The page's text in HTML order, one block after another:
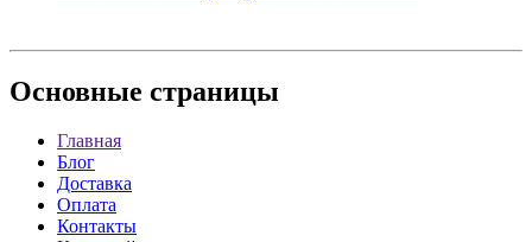
Основные страницы
Главная
Блог
Доставка
Оплата
Контакты